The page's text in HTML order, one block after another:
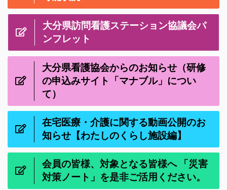
大分県訪問看護ステーション協議会パ
ンフレット
大分県看護協会からのお知らせ（研修
の申込みサイト「マナブル」につい
て）
在宅医療・介護に関する動画公開のお
知らせ【わたしのくらし施設編】
会員の皆様、対象となる皆様へ 「災害
対策ノート」を是非ご活用ください。